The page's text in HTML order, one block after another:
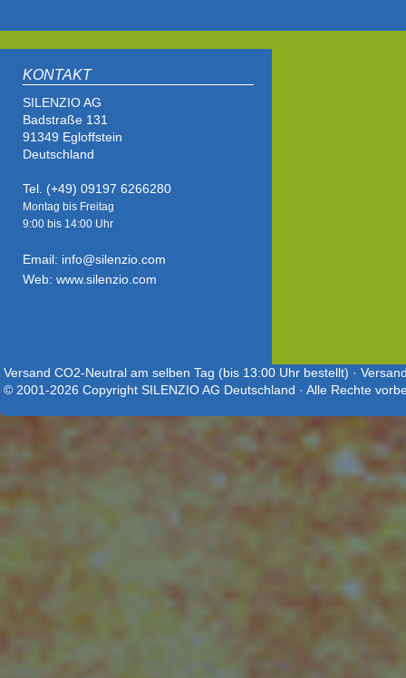
KONTAKT
SILENZIO AG
Badstraße 131
91349 Egloffstein
Deutschland
Tel. (+49) 09197 6266280
Montag bis Freitag
9:00 bis 14:00 Uhr
Email: info@silenzio.com
Web: www.silenzio.com
Versand CO2-Neutral am selben Tag (bis 13:00 Uhr bestellt) ·
© 2001-2026 Copyright SILENZIO AG Deutschland · Alle Rechte